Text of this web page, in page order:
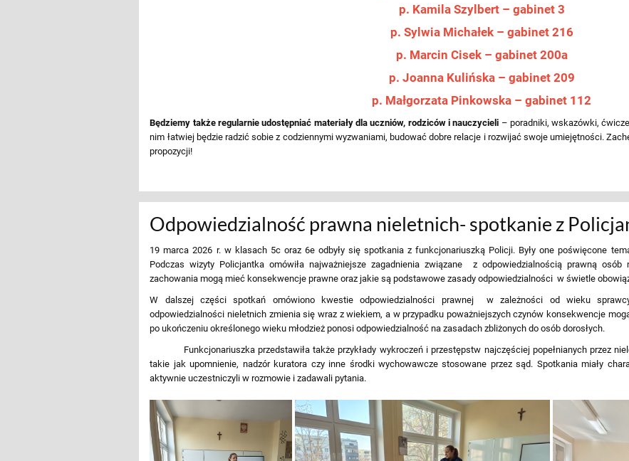
p. Kamila Szylbert – gabinet 3
p. Sylwia Michałek – gabinet 216
p. Marcin Cisek – gabinet 200a
p. Joanna Kulińska – gabinet 209
p. Małgorzata Pinkowska – gabinet 112
Będziemy także regularnie udostępniać materiały dla uczniów, rodziców i nauczycieli – poradniki, wskazówki,
nim łatwiej będzie radzić sobie z codziennymi wyzwaniami, budować dobre relacje i rozwijać swoje umiejętności.
propozycji!
Odpowiedzialność prawna nieletnich- spotkanie z
19 marca 2026 r. w klasach 5c oraz 6eodbyły się spotkania z funkcjonariuszką Policji. Były one poświęcone
Podczas wizyty Policjantka omówiła najważniejsze zagadnienia związane z odpowiedzialnością prawną
zachowania mogą mieć konsekwencje prawne oraz jakie są podstawowe zasady odpowiedzialności w świetle
W dalszej części spotkań omówiono kwestie odpowiedzialności prawnej w zależności od wieku
odpowiedzialności nieletnich zmienia się wraz z wiekiem, a w przypadku poważniejszych czynów konsekwencje
po ukończeniu określonego wieku młodzież ponosi odpowiedzialność na zasadach zbliżonych do osób dorosłych.
Funkcjonariuszka przedstawiła także przykłady wykroczeń i przestępstw najczęściej popełnianych przez
takie jak upomnienie, nadzór kuratora czy inne środki wychowawcze stosowane przez sąd. Spotkania miały
aktywnie uczestniczyli w rozmowie i zadawali pytania.